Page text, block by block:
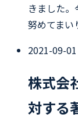
きました
努めてまい
2021-09-01
株式会
対する